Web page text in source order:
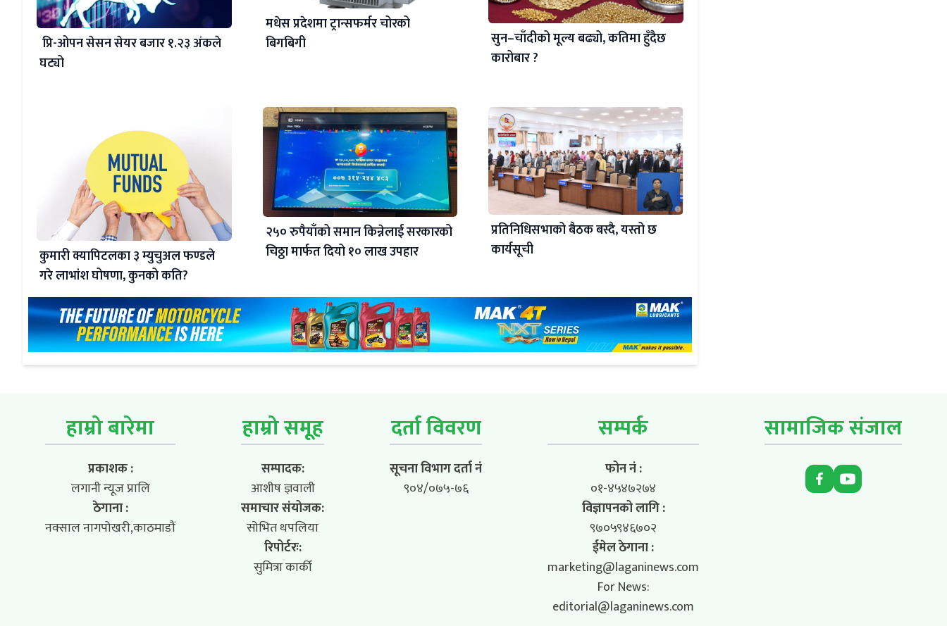
प्रि-ओपन सेसन सेयर बजार १.२३ अंकले
घट्यो
मधेस प्रदेशमा ट्रान्सफर्मर चोरको
बिगबिगी
सुन–चाँदीको मूल्य बढ्यो, कतिमा हुँदैछ
कारोबार ?
कुमारी क्यापिटलका ३ म्युचुअल फण्डले
गरे लाभांश घोषणा, कुनको कति?
२५० रुपैयाँको समान किन्नेलाई सरकारको
चिठ्ठा मार्फत दियो १० लाख उपहार
प्रतिनिधिसभाको बैठक बस्दै, यस्तो छ
कार्यसूची
हाम्रो बारेमा
प्रकाशक :
लगानी न्यूज प्रालि
ठेगाना :
नक्साल नागपोखरी,काठमाडौं
हाम्रो समूह
सम्पादक:
आशीष ज्ञवाली
समाचार संयोजक:
सोभित थपलिया
रिपोर्टरः:
सुमित्रा कार्की
दर्ता विवरण
सूचना विभाग दर्ता नं
९०४/०७५-७६
सम्पर्क
फोन नं :
०१-४५४७२७४
विज्ञापनको लागि :
९७०५९४६७०२
ईमेल ठेगाना :
marketing@laganinews.com
For News:
editorial@laganinews.com
सामाजिक संजाल